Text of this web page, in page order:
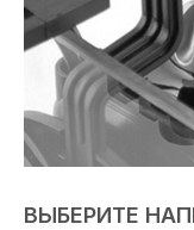
ВЫБЕРИТЕ